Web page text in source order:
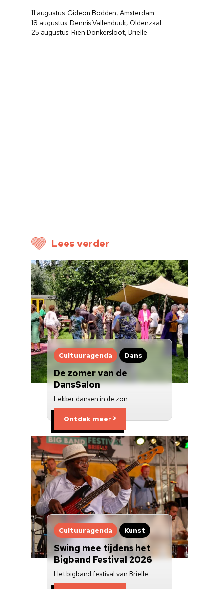
11 augustus: Gideon Bodden, Amsterdam
18 augustus: Dennis Vallenduuk, Oldenzaal
25 augustus: Rien Donkersloot, Brielle
Lees verder
Cultuuragenda Dans
De zomer van de
DansSalon
Lekker dansen in de zon
Ontdek meer
Cultuuragenda Kunst
Swing mee tijdens het
Bigband Festival 2026
Het bigband festival van Brielle
Voor
Cultuur op school
Over ons
Nieuwsbrief
Doneren